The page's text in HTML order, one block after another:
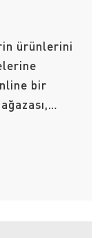
ürünlerini
bir